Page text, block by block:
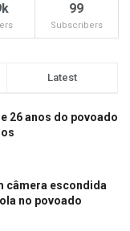
99
Subscribers
Latest
26 anos do povoado
câmera escondida
no povoado